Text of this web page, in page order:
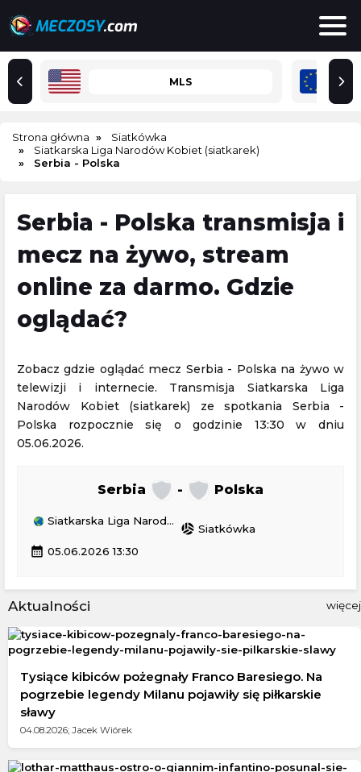
MLS
Strona główna
Siatkówka
Siatkarska Liga Narodów Kobiet (siatkarek)
Serbia - Polska
Serbia - Polska transmisja i
mecz na żywo, stream
online za darmo. Gdzie
oglądać?
Zobacz gdzie oglądać mecz Serbia - Polska na żywo w
telewizji i internecie. Transmisja Siatkarska Liga
Narodów Kobiet (siatkarek) ze spotkania Serbia -
Polska rozpocznie się o godzinie 13:30 w dniu
05.06.2026.
Serbia - Polska
Siatkarska Liga Narodów Kobiet (siatkarek)
sports_volleyball Siatkówka
calendar_month 05.06.2026 13:30
Aktualności więcej
Tysiące kibiców pożegnały Franco Baresiego. Na
pogrzebie legendy Milanu pojawiły się piłkarskie
sławy
04.08.2026; Jacek Wiórek